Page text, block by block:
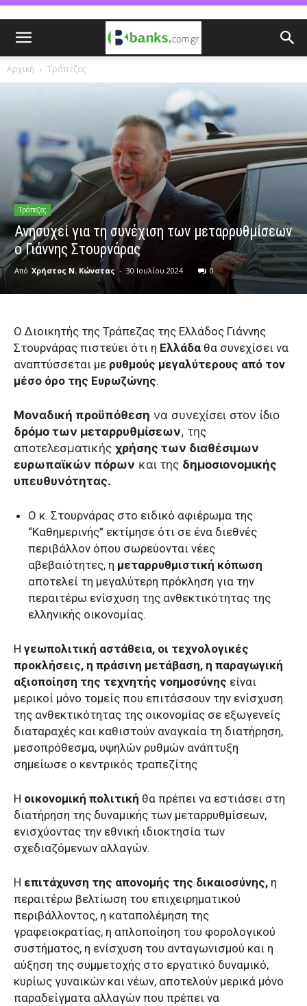
Αρχική Τράπεζες
Τράπεζες
Ανησυχεί για τη συνέχιση των μεταρρυθμίσεων
ο Γιάννης Στουρνάρας
Από Χρήστος Ν. Κώνστας - 30 Ιουλίου 2024 0
O Διοικητής της Τράπεζας της Ελλάδος Γιάννης
Στουρνάρας πιστεύει ότι η Ελλάδα θα συνεχίσει να
αναπτύσσεται με ρυθμούς μεγαλύτερους από τον
μέσο όρο της Ευρωζώνης.
Μοναδική προϋπόθεση να συνεχίσει στον ίδιο
δρόμο των μεταρρυθμίσεων, της
αποτελεσματικής χρήσης των διαθέσιμων
ευρωπαϊκών πόρων και της δημοσιονομικής
υπευθυνότητας.
Ο κ. Στουρνάρας στο ειδικό αφιέρωμα της
“Καθημερινής” εκτίμησε ότι σε ένα διεθνές
περιβάλλον όπου σωρεύονται νέες
αβεβαιότητες, η μεταρρυθμιστική κόπωση
αποτελεί τη μεγαλύτερη πρόκληση για την
περαιτέρω ενίσχυση της ανθεκτικότητας της
ελληνικής οικονομίας.
Η γεωπολιτική αστάθεια, οι τεχνολογικές
προκλήσεις, η πράσινη μετάβαση, η παραγωγική
αξιοποίηση της τεχνητής νοημοσύνης είναι
μερικοί μόνο τομείς που επιτάσσουν την ενίσχυση
της ανθεκτικότητας της οικονομίας σε εξωγενείς
διαταραχές και καθιστούν αναγκαία τη διατήρηση,
μεσοπρόθεσμα, υψηλών ρυθμών ανάπτυξη
σημείωσε ο κεντρικός τραπεζίτης
Η οικονομική πολιτική θα πρέπει να εστιάσει στη
διατήρηση της δυναμικής των μεταρρυθμίσεων,
ενισχύοντας την εθνική ιδιοκτησία των
σχεδιαζόμενων αλλαγών.
Η επιτάχυνση της απονομής της δικαιοσύνης, η
περαιτέρω βελτίωση του επιχειρηματικού
περιβάλλοντος, η καταπολέμηση της
γραφειοκρατίας, η απλοποίηση του φορολογικού
συστήματος, η ενίσχυση του ανταγωνισμού και η
αύξηση της συμμετοχής στο εργατικό δυναμικό,
κυρίως γυναικών και νέων, αποτελούν μερικά μόνο
παραδείγματα αλλαγών που πρέπει να